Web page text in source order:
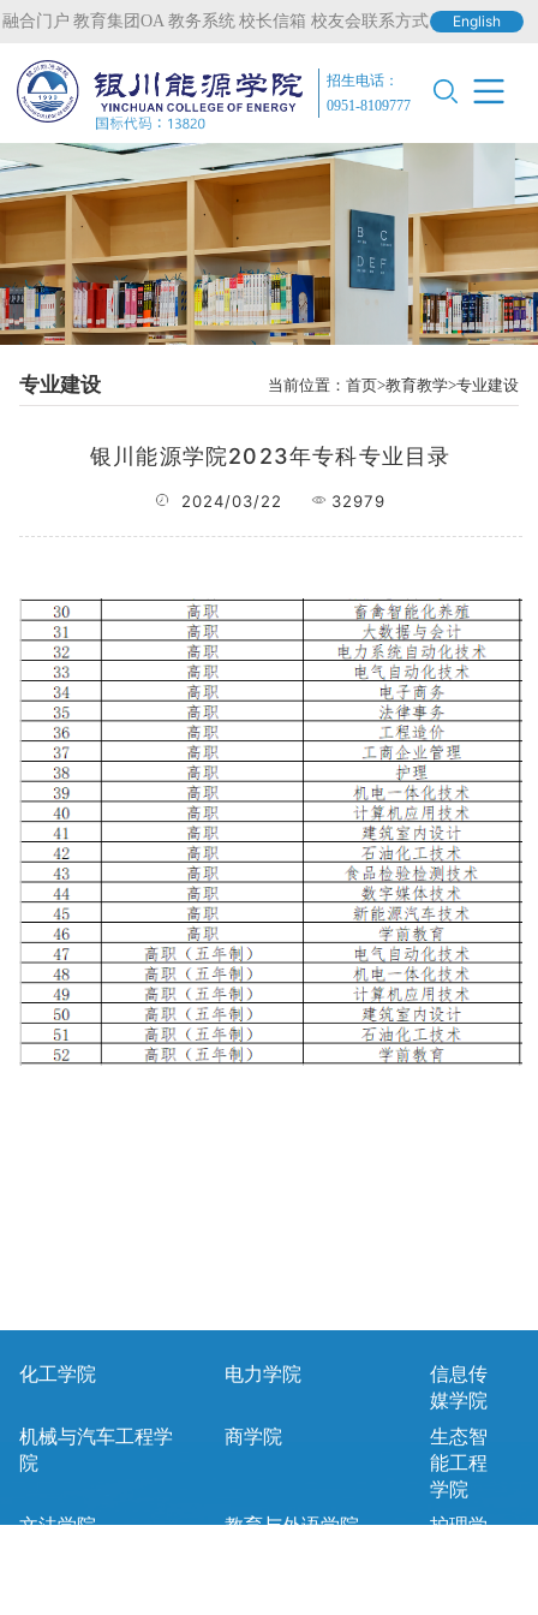
融合门户 教育集团OA 教务系统 校长信箱 校友会联系方式 English
招生电话：
0951-8109777
专业建设 当前位置：首页 教育教学 专业建设
银川能源学院2023年专科专业目录
2024/03/22 32979
化工学院 电力学院
信息传
媒学院
机械与汽车工程学
院
商学院
生态智
能工程
学院
文法学院
教育与外语学院
护理学